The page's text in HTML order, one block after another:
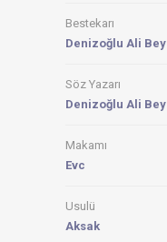
Bestekarı
Denizoğlu Ali Bey
Söz Yazarı
Denizoğlu Ali Bey
Makamı
Evc
Usulü
Aksak